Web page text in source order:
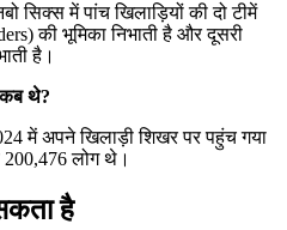
सिक्स में पांच खिलाड़ियों की दो टीमें
की भूमिका निभाती है और दूसरी
है।
थे?
में अपने खिलाड़ी शिखर पर पहुंच गया
लोग थे।
है